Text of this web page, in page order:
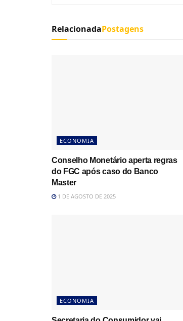
RelacionadaPostagens
ECONOMIA
Conselho Monetário aperta regras
do FGC após caso do Banco
Master
1 DE AGOSTO DE 2025
ECONOMIA